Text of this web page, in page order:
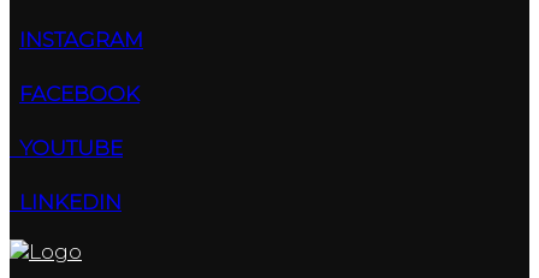
INSTAGRAM
FACEBOOK
YOUTUBE
LINKEDIN